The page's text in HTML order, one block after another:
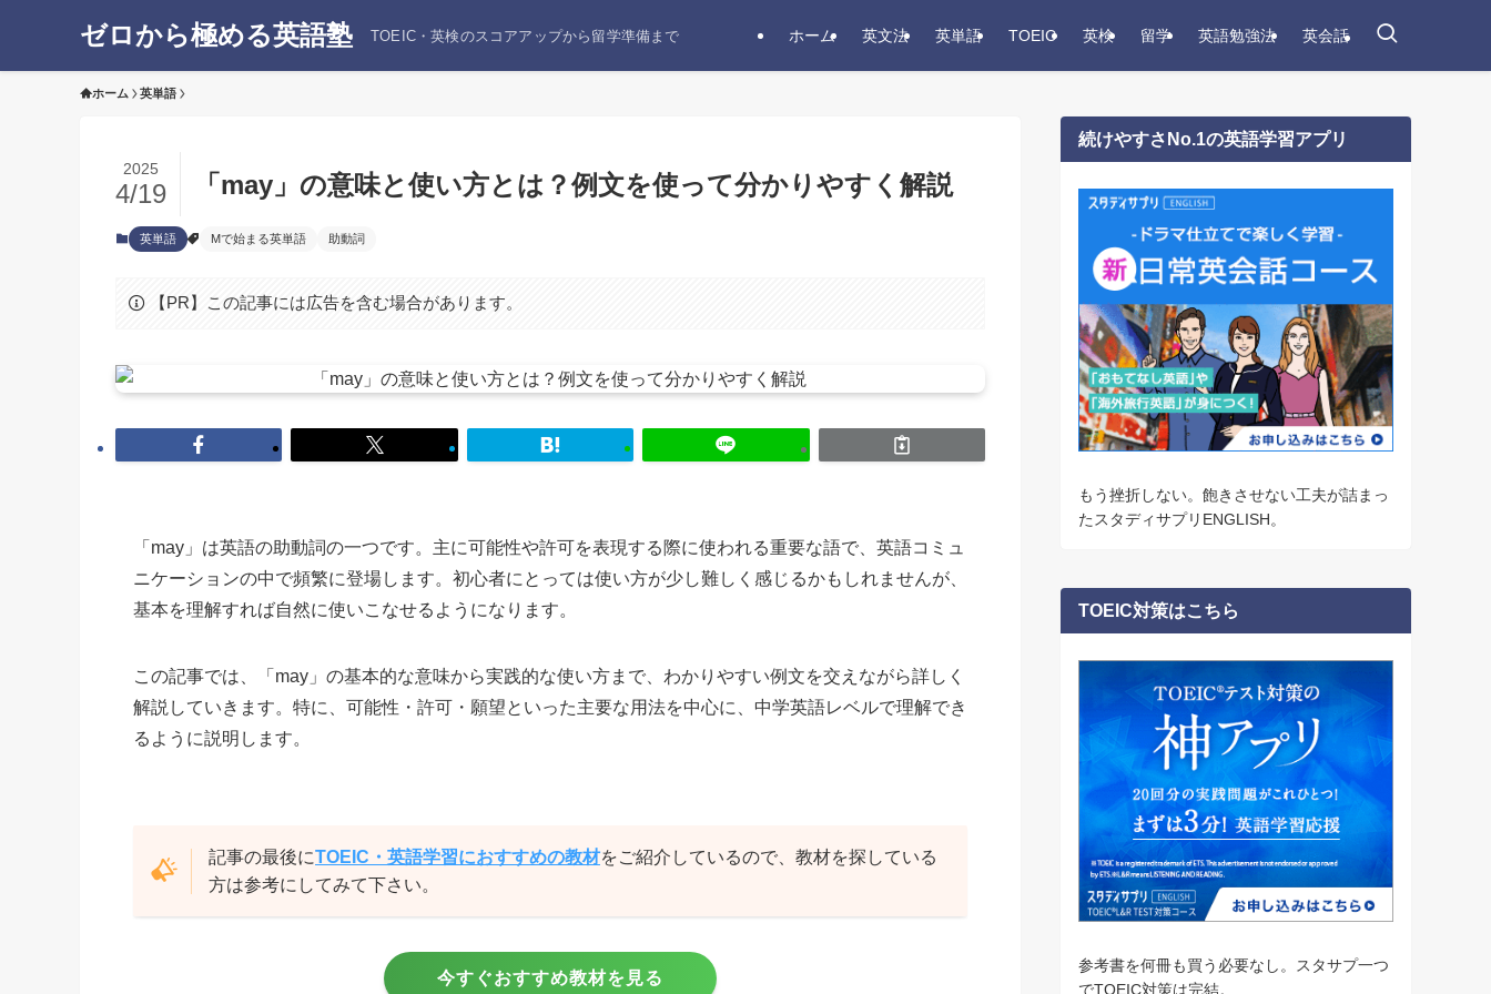
ゼロから極める英語塾 TOEIC・英検のスコアアップから留学準備まで ホーム 英文法 英単語 TOEIC 英検 留学 英語勉強法 英会話
ホーム 英単語
「may」の意味と使い方とは？例文を使って分かりやすく解説
2025
4/19
英単語 Mで始まる英単語 助動詞
【PR】この記事には広告を含む場合があります。
「may」は英語の助動詞の一つです。主に可能性や許可を表現する際に使われる重要な語で、英語コミュ
ニケーションの中で頻繁に登場します。初心者にとっては使い方が少し難しく感じるかもしれませんが、
基本を理解すれば自然に使いこなせるようになります。
この記事では、「may」の基本的な意味から実践的な使い方まで、わかりやすい例文を交えながら詳しく
解説していきます。特に、可能性・許可・願望といった主要な用法を中心に、中学英語レベルで理解でき
るように説明します。
記事の最後にTOEIC・英語学習におすすめの教材をご紹介しているので、教材を探している
方は参考にしてみて下さい。
今すぐおすすめ教材を見る
続けやすさNo.1の英語学習アプリ
もう挫折しない。飽きさせない工夫が詰まっ
たスタディサプリENGLISH。
TOEIC対策はこちら
参考書を何冊も買う必要なし。スタサプ一つ
でTOEIC対策は完結。